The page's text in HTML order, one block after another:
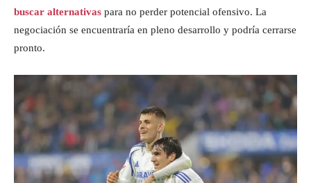
buscar alternativas para no perder potencial ofensivo. La
negociación se encuentraría en pleno desarrollo y podría cerrarse
pronto.